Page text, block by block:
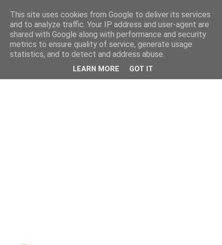
This site uses cookies from Google to deliver its services
and to analyze traffic. Your IP address and user-agent are
shared with Google along with performance and security
metrics to ensure quality of service, generate usage
statistics, and to detect and address abuse.
LEARN MORE GOT IT